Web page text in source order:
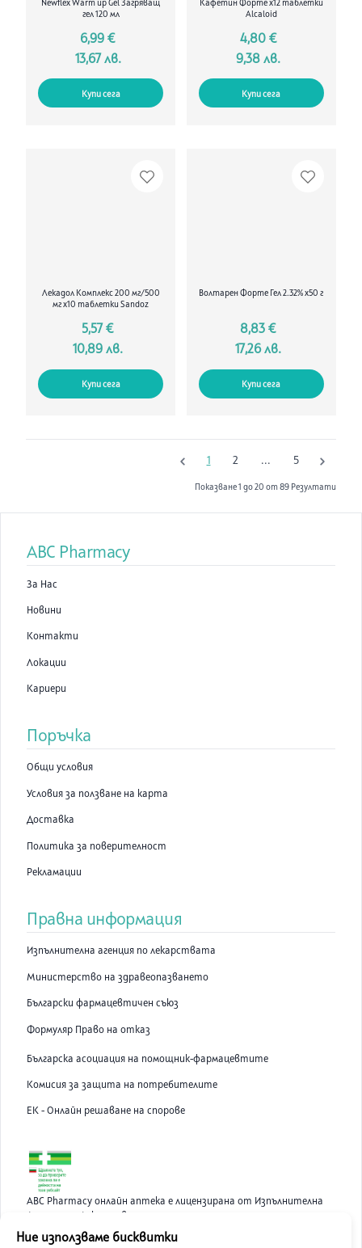
Newflex Warm up Gel Загряващ
гел 120 мл
6,99 €
13,67 лв.
Купи сега
Кафетин Форте х12 таблетки
Alcaloid
4,80 €
9,38 лв.
Купи сега
Лекадол Комплекс 200 мг/500
мг х10 таблетки Sandoz
5,57 €
10,89 лв.
Купи сега
Волтарен Форте Гел 2.32% х50 г
8,83 €
17,26 лв.
Купи сега
1 2 ... 5
Показване 1 до 20 от 89 Резултати
ABC Pharmacy
За Нас
Новини
Контакти
Локации
Кариери
Поръчка
Общи условия
Условия за ползване на карта
Доставка
Политика за поверителност
Рекламации
Правна информация
Изпълнителна агенция по лекарствата
Министерство на здравеопазването
Български фармацевтичен съюз
Формуляр Право на отказ
Българска асоциация на помощник-фармацевтите
Комисия за защита на потребителите
ЕК - Онлайн решаване на спорове
ABC Pharmacy онлайн аптека е лицензирана от Изпълнителна
Ние използваме бисквитки